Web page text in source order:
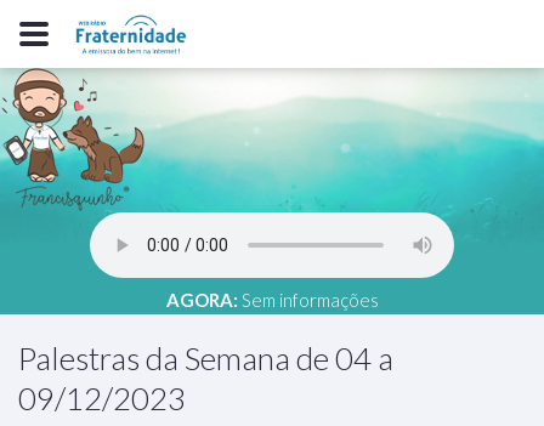
AGORA: Sem informações
Palestras da Semana de 04 a
09/12/2023